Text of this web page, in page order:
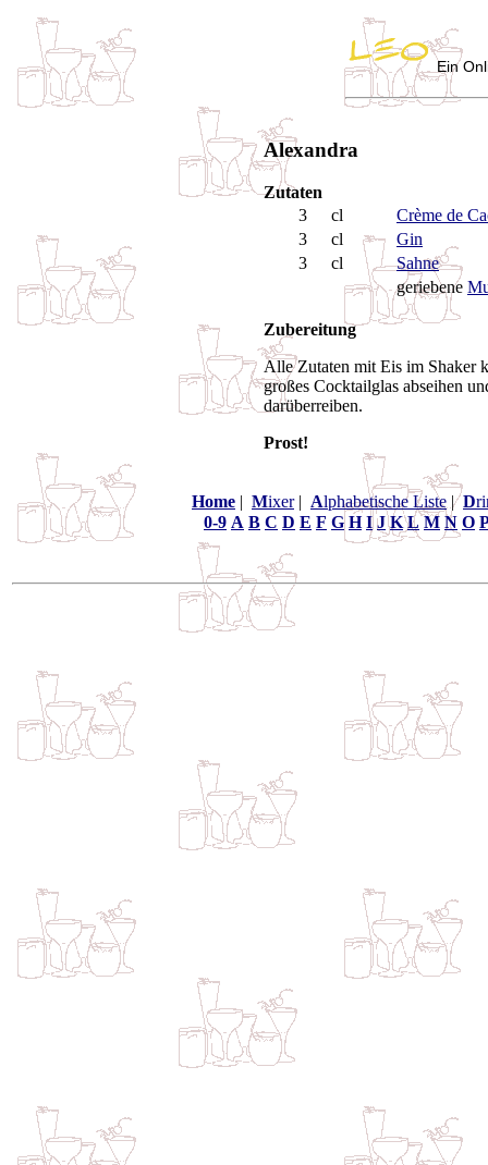
Ein
Alexandra
Zutaten
3
cl
Crème de
3
cl
Gin
3
cl
Sahne
geriebene
Zubereitung
Alle Zutaten mit Eis im Shaker
großes Cocktailglas abseihen
darüberreiben.
Prost!
Home | Mixer| Alphabetische Liste |D
0-9 A B C D E F G H I J K L M N O